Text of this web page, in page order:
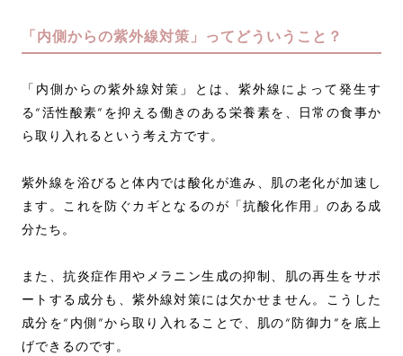
「内側からの紫外線対策」ってどういうこと？
「内側からの紫外線対策」とは、紫外線によって発生す
る“活性酸素”を抑える働きのある栄養素を、日常の食事か
ら取り入れるという考え方です。
紫外線を浴びると体内では酸化が進み、肌の老化が加速し
ます。これを防ぐカギとなるのが「抗酸化作用」のある成
分たち。
また、抗炎症作用やメラニン生成の抑制、肌の再生をサポ
ートする成分も、紫外線対策には欠かせません。こうした
成分を“内側”から取り入れることで、肌の“防御力”を底上
げできるのです。